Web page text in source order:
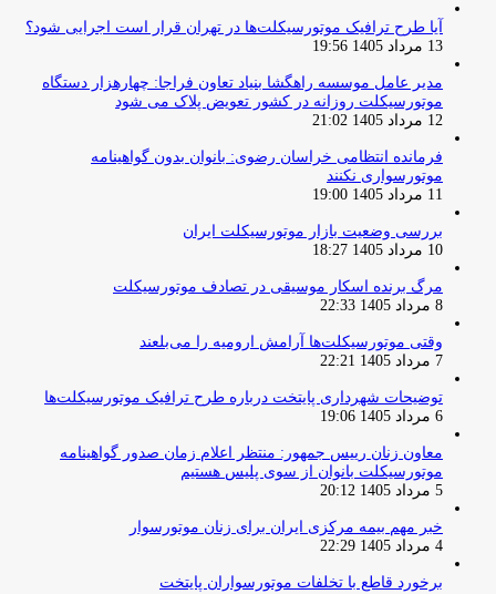
آیا طرح ترافیک موتورسیکلت‌ها در تهران قرار است اجرایی شود؟
13 مرداد 1405 19:56
مدیر عامل موسسه راهگشا بنیاد تعاون فراجا: چهارهزار دستگاه
موتورسیکلت روزانه در کشور تعویض پلاک می شود
12 مرداد 1405 21:02
فرمانده انتظامی خراسان رضوی: بانوان بدون گواهینامه
موتورسواری نکنند
11 مرداد 1405 19:00
بررسی وضعیت بازار موتورسیکلت ایران
10 مرداد 1405 18:27
مرگ برنده اسکار موسیقی در تصادف موتورسیکلت
8 مرداد 1405 22:33
وقتی موتورسیکلت‌ها آرامش ارومیه را می‌بلعند
7 مرداد 1405 22:21
توضیحات شهرداری پایتخت درباره طرح ترافیک موتورسیکلت‌ها
6 مرداد 1405 19:06
معاون زنان رییس جمهور: منتظر اعلام زمان صدور گواهینامه
موتورسیکلت بانوان از سوی پلیس هستیم
5 مرداد 1405 20:12
خبر مهم بیمه مرکزی ایران برای زنان موتورسوار
4 مرداد 1405 22:29
برخورد قاطع با تخلفات موتورسواران پایتخت